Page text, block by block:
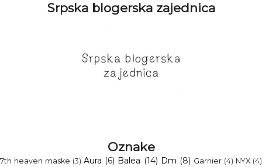
Srpska blogerska zajednica
Oznake
7th heaven maske (3) Aura (6) Balea (14) Dm (8) Garnier (4) NYX (4)